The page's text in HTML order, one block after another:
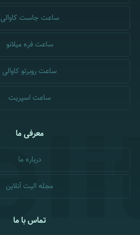
ساعت جاست کاوالی
ساعت فره میلانو
ساعت روبرتو کاوالی
ساعت اسپریت
معرفی ما
درباره ما
مجله الیت آنلاین
تماس با ما